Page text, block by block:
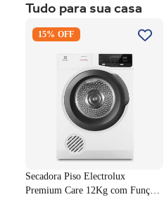
ou10xdeR$ 999,59 sem juros
Tudo para sua casa
Premium Care 12Kg com
Branco 220V
15% OFF
Secadora Piso Electrolux
Premium Care 12Kg com Função